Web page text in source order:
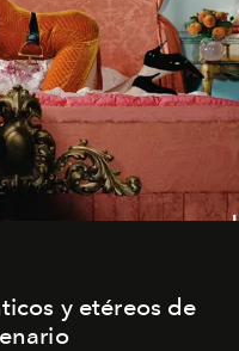
y etéreos de